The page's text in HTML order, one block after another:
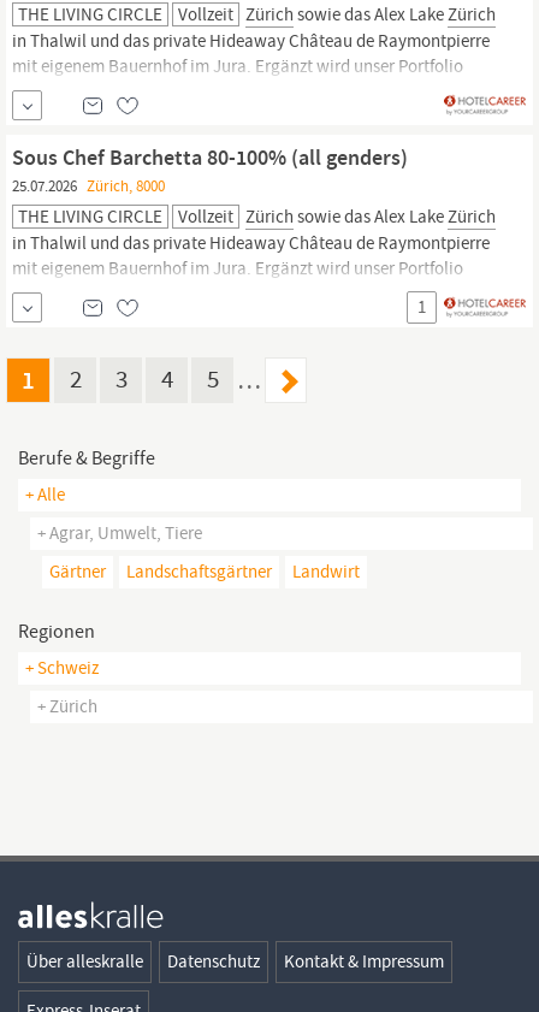
THE LIVING CIRCLE Vollzeit Zürich sowie das Alex LakeZürich
in Thalwil und das private Hideaway Château de Raymontpierre
mit eigenem Bauernhof im Jura. Ergänzt wird unser Portfolio
durch das Restaurant Buech in Herrliberg und die drei
Landwirtschaftsbetriebe
Schlattgut in Herrliberg, das Weingut
Sous Chef Barchetta 80-100% (all genders)
25.07.2026 Zürich, 8000
THE LIVING CIRCLE Vollzeit Zürich sowie das Alex LakeZürich
in Thalwil und das private Hideaway Château de Raymontpierre
mit eigenem Bauernhof im Jura. Ergänzt wird unser Portfolio
durch das Restaurant Buech in Herrliberg und die drei
Landwirtschaftsbetriebe
Schlattgut in Herrliberg, das Weingut
1
1 2 3 4 5 …
Berufe & Begriffe
+ Alle
+ Agrar, Umwelt, Tiere
Gärtner
Landschaftsgärtner Landwirt
Regionen
+ Schweiz
+ Zürich
Über alleskralle Datenschutz Kontakt & Impressum